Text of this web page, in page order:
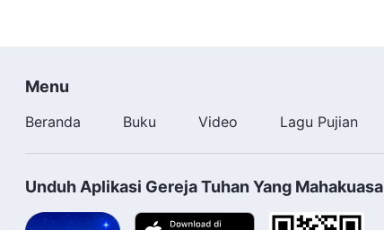
Menu
Beranda Buku Video Lagu Pujian
Unduh Aplikasi Gereja Tuhan Yang Mahakuasa